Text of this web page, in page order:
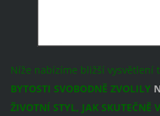
Níže nabízíme bližší vysvětlení
BYTOSTI SVOBODNĚ ZVOLILY
ŽIVOTNÍ STYL, JAK SKUTEČNĚ